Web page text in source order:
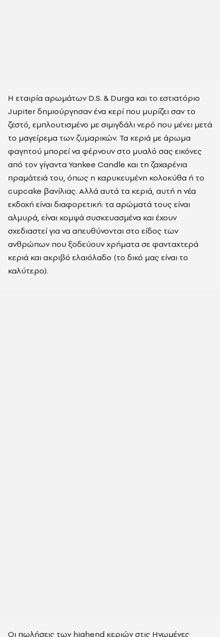
Η εταιρία αρωμάτων D.S. & Durga και το εστιατόριο
Jupiterδημιούργησαν ένα κερί που μυρίζει σαν το
ζεστό, εμπλουτισμένο με σιμιγδάλι νερό που μένει μετά
το μαγείρεμα των ζυμαρικών. Τα κεριά με άρωμα
φαγητού μπορεί να φέρνουν στο μυαλό σας εικόνες
από τον γίγαντα Yankee Candle και τη ζαχαρένια
πραμάτειά του, όπως η καρυκευμένη κολοκύθα ή το
cupcake βανίλιας. Αλλά αυτά τα κεριά, αυτή η νέα
εκδοχή είναι διαφορετική: τα αρώματά τους είναι
αλμυρά, είναι κομψά συσκευασμένα και έχουν
σχεδιαστεί για να απευθύνονται στο είδος των
ανθρώπων που ξοδεύουν χρήματα σε φανταχτερά
κεριά και ακριβό ελαιόλαδο (το δικό μας είναι το
καλύτερο).
Οι πωλήσεις των highend κεριών στις Ηνωμένες